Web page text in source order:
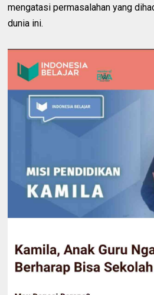
mengatasi permasalahan yang
dunia ini.